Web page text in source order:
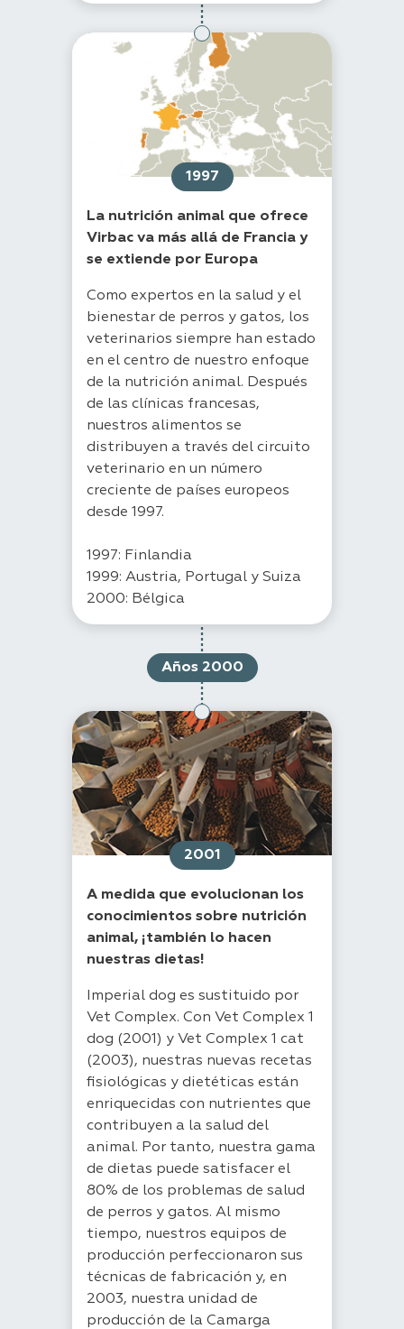
1997
La nutrición animal que ofrece
Virbac va más allá de Francia y
se extiende por Europa
Como expertos en la salud y el
bienestar de perros y gatos, los
veterinarios siempre han estado
en el centro de nuestro enfoque
de la nutrición animal. Después
de las clínicas francesas,
nuestros alimentos se
distribuyen a través del circuito
veterinario en un número
creciente de países europeos
desde 1997.
1997: Finlandia
1999: Austria, Portugal y Suiza
2000: Bélgica
Años 2000
2001
A medida que evolucionan los
conocimientos sobre nutrición
animal, ¡también lo hacen
nuestras dietas!
Imperial dog es sustituido por
Vet Complex. Con Vet Complex 1
dog (2001) y Vet Complex 1 cat
(2003), nuestras nuevas recetas
fisiológicas y dietéticas están
enriquecidas con nutrientes que
contribuyen a la salud del
animal. Por tanto, nuestra gama
de dietas puede satisfacer el
80% de los problemas de salud
de perros y gatos. Al mismo
tiempo, nuestros equipos de
producción perfeccionaron sus
técnicas de fabricación y, en
2003, nuestra unidad de
producción de la Camarga